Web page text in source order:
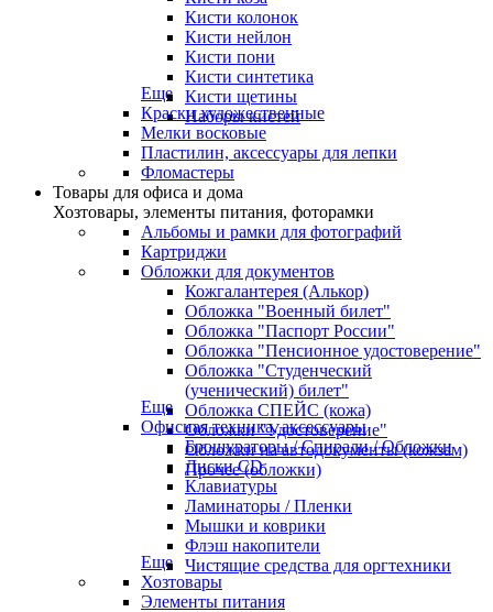
Кисти колонок
Кисти нейлон
Кисти пони
Кисти синтетика
Кисти щетины
Наборы кистей
Еще
Краски художественные
Мелки восковые
Пластилин, аксессуары для лепки
Фломастеры
Товары для офиса и дома
Хозтовары, элементы питания, фоторамки
Альбомы и рамки для фотографий
Картриджи
Обложки для документов
Кожгалантерея (Алькор)
Обложка "Военный билет"
Обложка "Паспорт России"
Обложка "Пенсионное удостоверение"
Обложка "Студенческий
(ученический) билет"
Обложка СПЕЙС (кожа)
Обложки "Удостоверение"
Обложки на автодокументы (кожзам)
Прочее (обложки)
Еще
Офисная техника, аксессуары
Брошураторы / Спирали / Обложки
Диски CD
Клавиатуры
Ламинаторы / Пленки
Мышки и коврики
Флэш накопители
Чистящие средства для оргтехники
Еще
Хозтовары
Элементы питания